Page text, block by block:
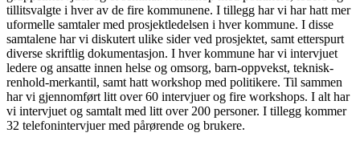
tillitsvalgte i hver av de fire kommunene. I tillegg har vi har hatt mer
uformelle samtaler med prosjektledelsen i hver kommune. I disse
samtalene har vi diskutert ulike sider ved prosjektet, samt etterspurt
diverse skriftlig dokumentasjon. I hver kommune har vi intervjuet
ledere og ansatte innen helse og omsorg, barn-oppvekst, teknisk-
renhold-merkantil, samt hatt workshop med politikere. Til sammen
har vi gjennomført litt over 60 intervjuer og fire workshops. I alt har
vi intervjuet og samtalt med litt over 200 personer. I tillegg kommer
32 telefonintervjuer med pårørende og brukere.